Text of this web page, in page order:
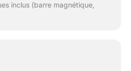
inclus (barre magnétique,